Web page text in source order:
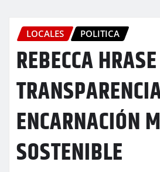
LOCALES POLITICA
REBECCA
ENCARNACIÓN
SOSTENIBLE